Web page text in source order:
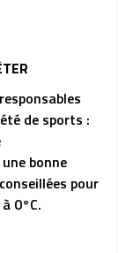
de sports :
bonne
pour
0°C.